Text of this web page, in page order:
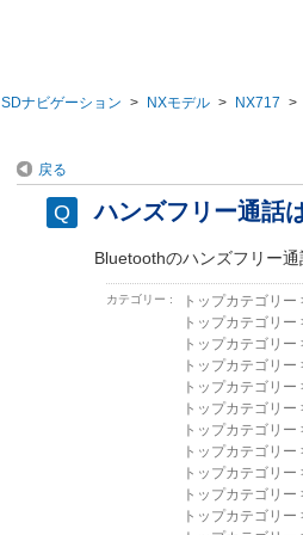
SDナビゲーション > NXモデル > NX717 >
戻る
ハンズフリー通話
Bluetoothのハンズフリー通
カテゴリー : トップカテゴリー
トップカテゴリー
トップカテゴリー
トップカテゴリー
トップカテゴリー
トップカテゴリー
トップカテゴリー
トップカテゴリー
トップカテゴリー
トップカテゴリー
トップカテゴリー